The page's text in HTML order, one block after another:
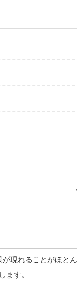
現れることがほとん
ます。